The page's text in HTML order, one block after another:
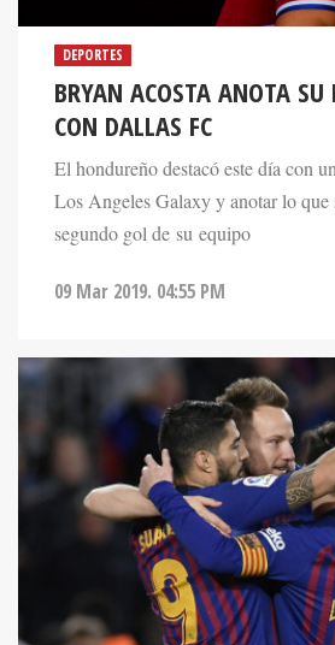
DEPORTES
BRYAN ACOSTA ANOTA SU
CON DALLAS FC
El hondureño destacó este día con
Los Angeles Galaxy y anotar lo
segundo gol de su equipo
09 Mar 2019. 04:55 PM